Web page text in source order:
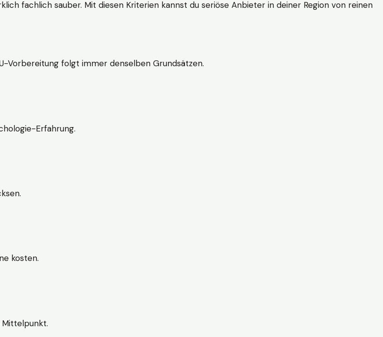
fachlich sauber. Mit diesen Kriterien kannst du seriöse Anbieter in deiner Region von reinen
Vorbereitung folgt immer denselben Grundsätzen.
Erfahrung.
kosten.
Mittelpunkt.